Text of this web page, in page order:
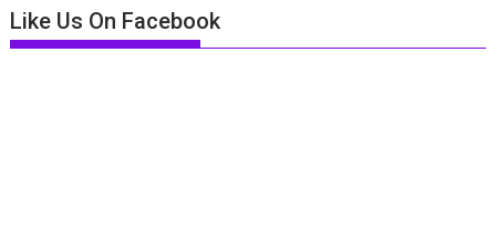
Like Us On Facebook